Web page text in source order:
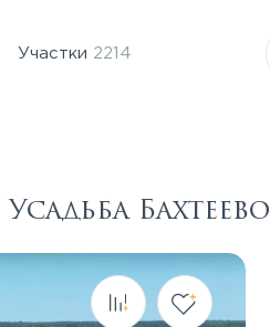
Участки 2214
Бахтеево